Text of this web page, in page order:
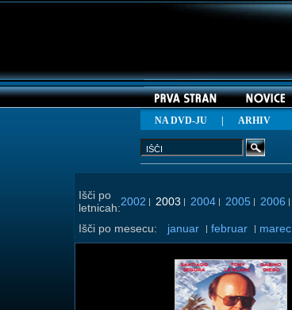
NA DVD-JU ARHIV
Išči po
letnicah:2002 | 2003 | 2004| 2005 | 2006 |
Išči po mesecu: januar | februar | marec